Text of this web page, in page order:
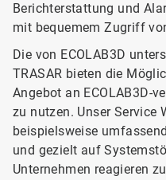
Berichterstattung und
mit bequemem Zugriff
Die von ECOLAB3D
TRASAR bieten die
Angebot an ECOLAB3D-
zu nutzen. Unser Service
beispielsweise
und gezielt auf
Unternehmen reagieren